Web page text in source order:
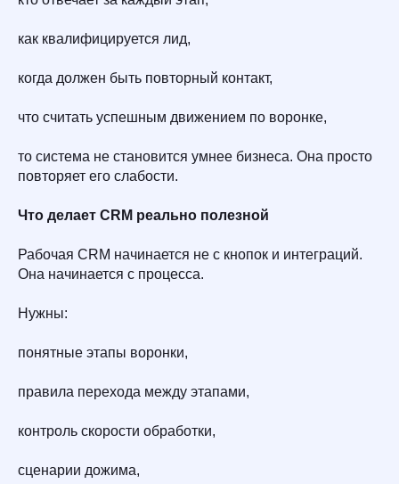
как квалифицируется лид,
когда должен быть повторный контакт,
что считать успешным движением по воронке,
то система не становится умнее бизнеса. Она просто
повторяет его слабости.
Что делает CRM реально полезной
Рабочая CRM начинается не с кнопок и интеграций.
Она начинается с процесса.
Нужны:
понятные этапы воронки,
правила перехода между этапами,
контроль скорости обработки,
сценарии дожима,